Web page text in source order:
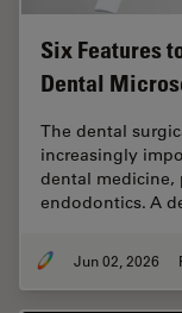
Six Features
Dental
The dental
increasingly
dental
endodontics. A
Jun 02, 2026